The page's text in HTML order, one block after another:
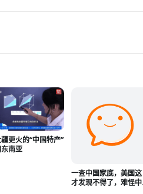
更火的“中国特产”
南亚
一查中国家底，美国这
才发现不得了，难怪中